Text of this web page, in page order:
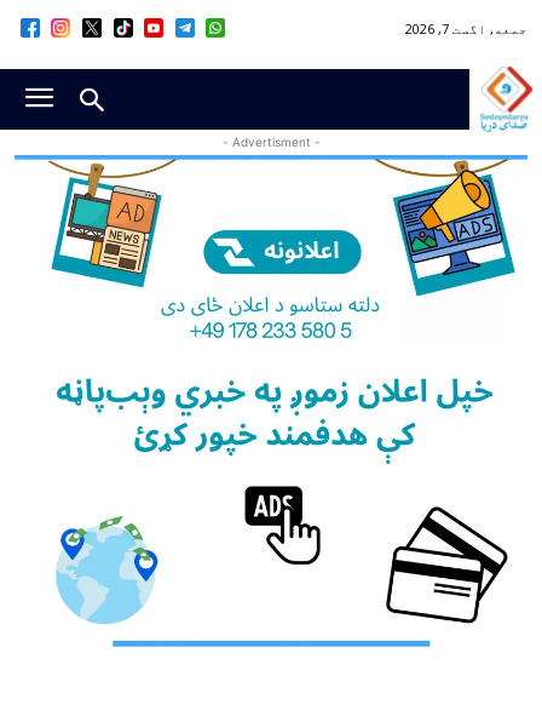
جمعه, اگست 7, 2026
- Advertisment -